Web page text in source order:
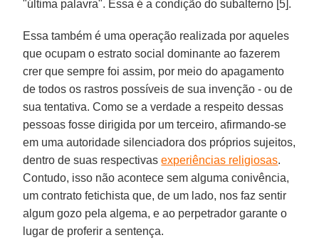
"última palavra". Essa é a condição do subalterno [5].
Essa também é uma operação realizada por aqueles
que ocupam o estrato social dominante ao fazerem
crer que sempre foi assim, por meio do apagamento
de todos os rastros possíveis de sua invenção - ou de
sua tentativa. Como se a verdade a respeito dessas
pessoas fosse dirigida por um terceiro, afirmando-se
em uma autoridade silenciadora dos próprios sujeitos,
dentro de suas respectivasexperiências religiosas.
Contudo, isso não acontece sem alguma conivência,
um contrato fetichista que, de um lado, nos faz sentir
algum gozo pela algema, e ao perpetrador garante o
lugar de proferir a sentença.